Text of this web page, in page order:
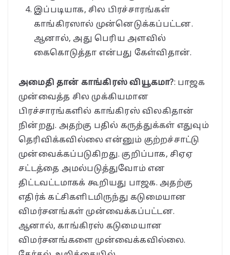
இப்படியாக, சில பிரச்சாரங்கள்
காங்கிரஸால் முன்னெடுக்கப்பட்டன.
ஆனால், அது பெரிய அளவில்
கைகொடுத்தா என்பது கேள்விதான்.
அமைதி தான் காங்கிரஸ் வியூகமா?: பாஜக
முன்வைத்த சில முக்கியமான
பிரச்சாரங்களில் காங்கிரஸ் விலகிதான்
நின்றது. அதற்கு பதில் கருத்துக்கள் எதுவும்
தெரிவிக்கவில்லை என்னும் குற்றச்சாட்டு
முன்வைக்கப்படுகிறது. குறிப்பாக, சிஏஏ
சட்டத்தை அமல்படுத்துவோம் என
திட்டவட்டமாகக் கூறியது பாஜக. அதற்கு
எதிர்க் கட்சிகளிடமிருந்து கடுமையான
விமர்சனங்கள் முன்வைக்கப்பட்டன.
ஆனால், காங்கிரஸ் கடுமையான
விமர்சனங்களை முன்வைக்கவில்லை.